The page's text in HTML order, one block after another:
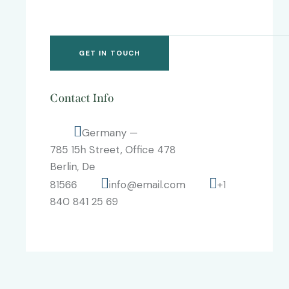
Contact Info
Germany —
785 15h Street, Office 478
Berlin, De
81566
info@email.com
+1
840 841 25 69